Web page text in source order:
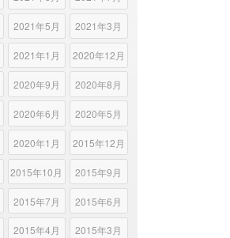
2021年5月 2021年3月
2021年1月 2020年12月
2020年9月 2020年8月
2020年6月 2020年5月
2020年1月 2015年12月
2015年10月 2015年9月
2015年7月 2015年6月
2015年4月 2015年3月